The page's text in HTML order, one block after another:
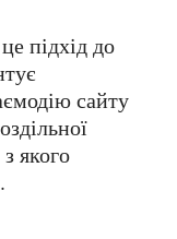
сайту
якого